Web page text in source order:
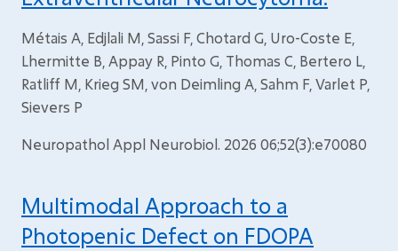
Métais A, Edjlali M, Sassi F, Chotard G, Uro-Coste E,
Lhermitte B, Appay R, Pinto G, Thomas C, Bertero L,
Ratliff M, Krieg SM, von Deimling A, Sahm F, Varlet P,
Sievers P
Neuropathol Appl Neurobiol. 2026 06;52(3):e70080
Multimodal Approach to a
Photopenic Defect on FDOPA